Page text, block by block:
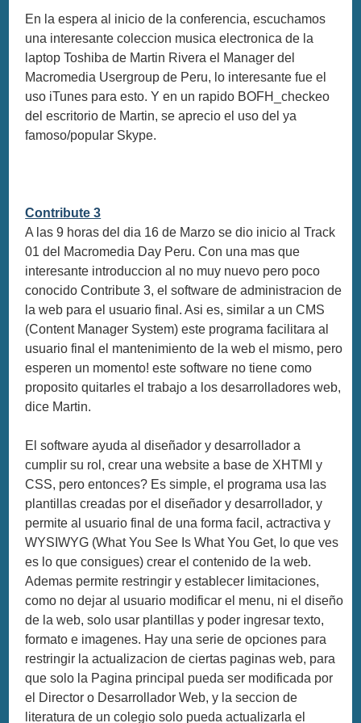
En la espera al inicio de la conferencia, escuchamos
una interesante coleccion musica electronica de la
laptop Toshiba de Martin Rivera el Manager del
Macromedia Usergroup de Peru, lo interesante fue el
uso iTunes para esto. Y en un rapido BOFH_checkeo
del escritorio de Martin, se aprecio el uso del ya
famoso/popular Skype.
Contribute 3
A las 9 horas del dia 16 de Marzo se dio inicio al Track
01 del Macromedia Day Peru. Con una mas que
interesante introduccion al no muy nuevo pero poco
conocido Contribute 3, el software de administracion de
la web para el usuario final. Asi es, similar a un CMS
(Content Manager System) este programa facilitara al
usuario final el mantenimiento de la web el mismo, pero
esperen un momento! este software no tiene como
proposito quitarles el trabajo a los desarrolladores web,
dice Martin.
El software ayuda al diseñador y desarrollador a
cumplir su rol, crear una website a base de XHTMl y
CSS, pero entonces? Es simple, el programa usa las
plantillas creadas por el diseñador y desarrollador, y
permite al usuario final de una forma facil, actractiva y
WYSIWYG (What You See Is What You Get, lo que ves
es lo que consigues) crear el contenido de la web.
Ademas permite restringir y establecer limitaciones,
como no dejar al usuario modificar el menu, ni el diseño
de la web, solo usar plantillas y poder ingresar texto,
formato e imagenes. Hay una serie de opciones para
restringir la actualizacion de ciertas paginas web, para
que solo la Pagina principal pueda ser modificada por
el Director o Desarrollador Web, y la seccion de
literatura de un colegio solo pueda actualizarla el